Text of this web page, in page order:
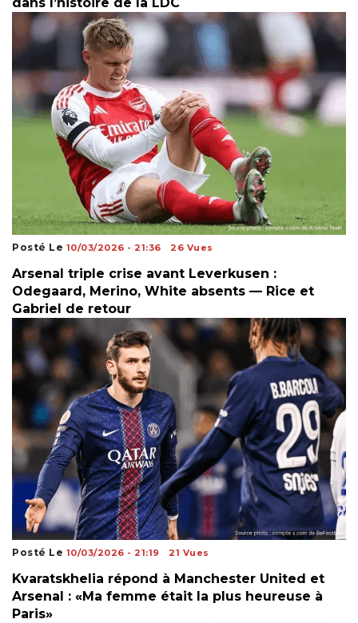
Posté Le 10/03/2026 - 21:36 26 Vues
Arsenal triple crise avant Leverkusen :
Odegaard, Merino, White absents — Rice et
Gabriel de retour
Posté Le 10/03/2026 - 21:19 21 Vues
Kvaratskhelia répond à Manchester United et
Arsenal : «Ma femme était la plus heureuse à
Paris»